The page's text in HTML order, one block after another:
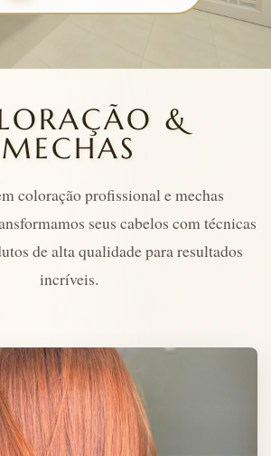
&
MECHAS
coloração profissional e mechas
seus cabelos com técnicas
de alta qualidade para resultados
incríveis.